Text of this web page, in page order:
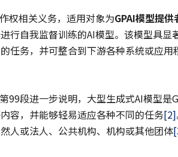
权相关义务，适用对象为GPAI模型提供
行自我监督训练的AI模型。该模型具
任务，并可整合到下游各种系统或应
99段进一步说明，大型生成式AI模型
容，并能够轻易适应各种不同的任务[2]
人或法人、公共机构、机构或其他团体